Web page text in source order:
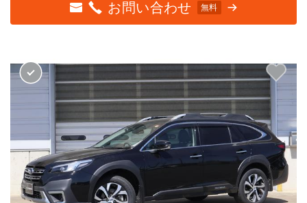
お問い合わせ 無料